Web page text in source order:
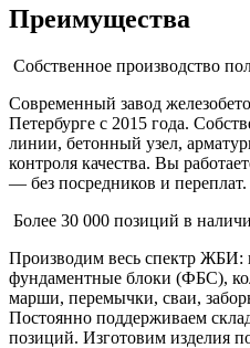
Преимущества
Собственное производство
Современный завод
Петербурге с 2015 года.
линии, бетонный узел,
контроля качества. Вы
— без посредников и переплат.
Более 30 000 позиций в
Производим весь спектр ЖБИ:
фундаментные блоки (ФБС),
марши, перемычки, сваи,
Постоянно поддерживаем
позиций. Изготовим изделия